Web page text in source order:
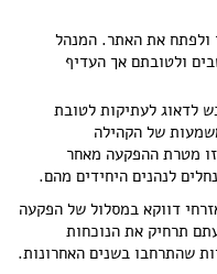
את האתר. המנהל
ולטובתם אך העדיף
לדאוג לעתיקות לטובת
של הקהילה
מטרת ההפקעה מאחר
לנהנים היחידים מהם.
דווקא במסלול של הפקעה
תרחיק את הנוכחות
שהתרחבו בשנים האחרונות.